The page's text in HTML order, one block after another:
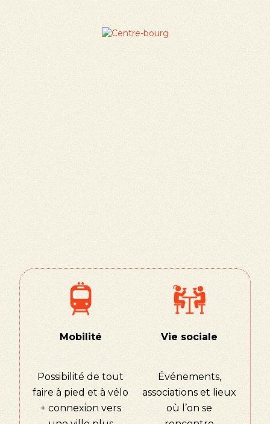
Une sélection de
Mobilité
Possibilité de tout
faire à pied et à vélo
+ connexion vers
Vie sociale
Événements,
associations et lieux
où l’on se